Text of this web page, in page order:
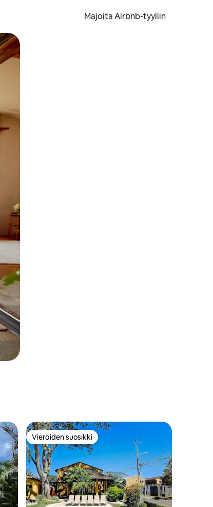
Majoita Airbnb-tyyliin
Vieraiden suosikki
Vieraiden suosikki